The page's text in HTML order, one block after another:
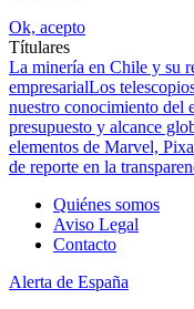
Ok, acepto
Títulares
La minería en Chile y su
empresarialLos
nuestro conocimiento del
presupuesto y alcance
elementos de Marvel,
de reporte en la
Quiénes somos
Aviso Legal
Contacto
Alerta de España